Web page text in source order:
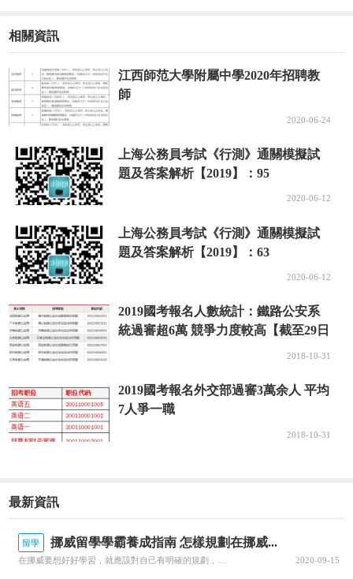
相關資訊
江西師范大學附屬中學2020年招聘教
師
2020-06-24
上海公務員考試《行測》通關模擬試
題及答案解析【2019】：95
2020-06-12
上海公務員考試《行測》通關模擬試
題及答案解析【2019】：63
2020-06-12
2019國考報名人數統計：鐵路公安系
統過審超6萬 競爭力度較高【截至29日
2018-10-31
2019國考報名外交部過審3萬余人 平均
7人爭一職
2018-10-31
最新資訊
留學 挪威留學學霸養成指南 怎樣規劃在挪威...
2020-09-15